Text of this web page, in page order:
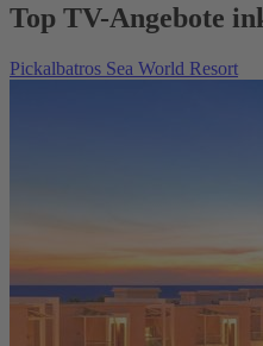
Top TV-Angebote
Pickalbatros Sea World Resort